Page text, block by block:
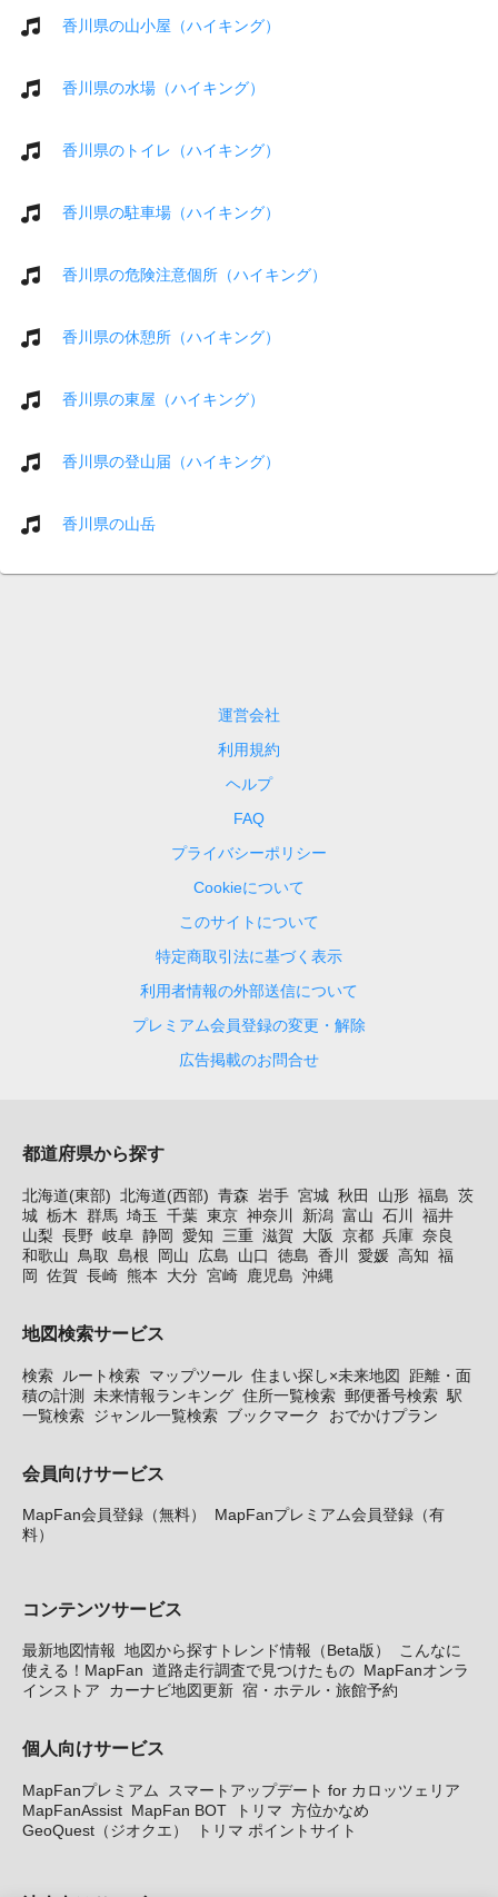
香川県の山小屋（ハイキング）
香川県の水場（ハイキング）
香川県のトイレ（ハイキング）
香川県の駐車場（ハイキング）
香川県の危険注意個所（ハイキング）
香川県の休憩所（ハイキング）
香川県の東屋（ハイキング）
香川県の登山届（ハイキング）
香川県の山岳
運営会社
利用規約
ヘルプ
FAQ
プライバシーポリシー
Cookieについて
このサイトについて
特定商取引法に基づく表示
利用者情報の外部送信について
プレミアム会員登録の変更・解除
広告掲載のお問合せ
都道府県から探す
北海道(東部) 北海道(西部) 青森 岩手 宮城 秋田 山形 福島 茨
城 栃木 群馬 埼玉 千葉 東京 神奈川 新潟 富山 石川
福井
山梨 長野 岐阜 静岡 愛知 三重 滋賀 大阪 京都 兵庫 奈良
和歌山
鳥取 島根 岡山 広島 山口 徳島 香川 愛媛 高知 福
岡
佐賀 長崎 熊本 大分 宮崎 鹿児島 沖縄
地図検索サービス
検索 ルート検索 マップツール 住まい探し×未来地図
距離・面
積の計測 未来情報ランキング 住所一覧検索 郵便番号検索 駅
一覧検索 ジャンル一覧検索 ブックマーク おでかけプラン
会員向けサービス
MapFan会員登録（無料）
MapFanプレミアム会員登録（有
料）
コンテンツサービス
最新地図情報 地図から探すトレンド情報（Beta版）
こんなに
使える！MapFan 道路走行調査で見つけたもの MapFanオンラ
インストア
カーナビ地図更新 宿・ホテル・旅館予約
個人向けサービス
MapFanプレミアム
スマートアップデート for カロッツェリア
MapFanAssist MapFan BOT トリマ 方位かなめ
GeoQuest（ジオクエ）
トリマ ポイントサイト